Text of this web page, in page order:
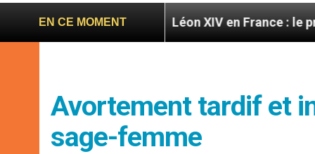
EN CE MOMENTLéon XIV en France : le programme
Avortement tardif et
sage-femme